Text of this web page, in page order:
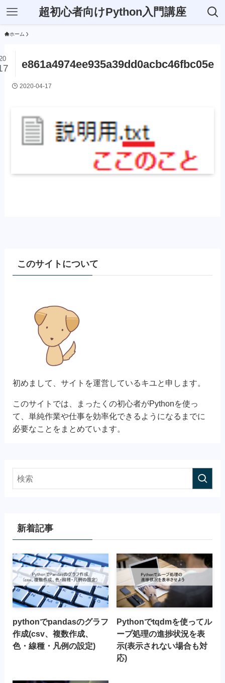
超初心者向けPython入門講座
ホーム
e861a4974ee935a39dd0acbc46fbc05e
2020-04-17
このサイトについて
初めまして、サイトを運営しているキユと申します。
このサイトでは、まったくの初心者がPythonを使っ
て、単純作業や仕事を効率化できるようになるまでに
必要なことをまとめています。
新着記事
pythonでpandasのグラフ
作成(csv、複数作成、
色・線種・凡例の設定)
Pythonでtqdmを使ってル
ープ処理の進捗状況を表
示(表示されない場合も対
応)